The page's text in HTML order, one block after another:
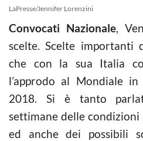
LaPresse/Jennifer Lorenzini
Convocati Nazionale,
scelte. Scelte importanti
che con la sua Italia
l’approdo al Mondiale in
2018. Si è tanto
settimane delle
ed anche dei possibili